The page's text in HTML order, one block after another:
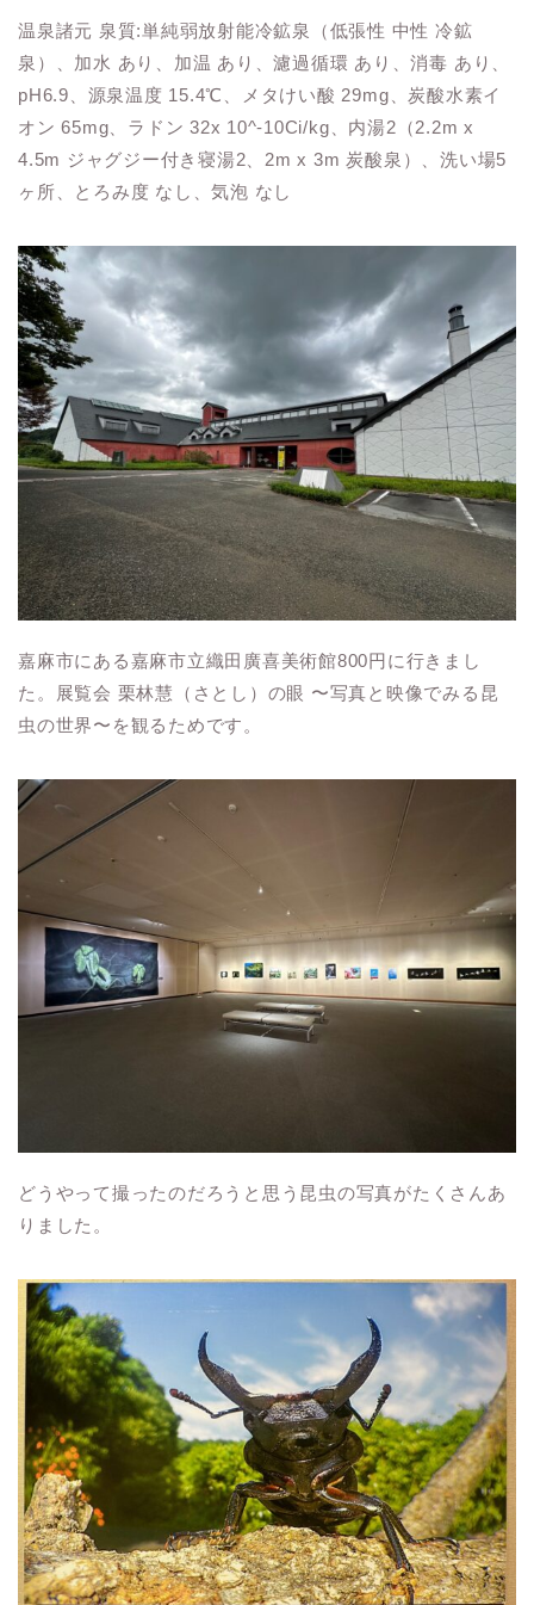
温泉諸元 泉質:単純弱放射能冷鉱泉（低張性 中性 冷鉱
泉）、加水 あり、加温 あり、濾過循環 あり、消毒 あり、
pH6.9、源泉温度 15.4℃、メタけい酸 29mg、炭酸水素イ
オン 65mg、ラドン 32x 10^-10Ci/kg、内湯2（2.2m x
4.5m ジャグジー付き寝湯2、2m x 3m 炭酸泉）、洗い場5
ヶ所、とろみ度 なし、気泡 なし
嘉麻市にある嘉麻市立織田廣喜美術館800円に行きまし
た。展覧会 栗林慧（さとし）の眼 〜写真と映像でみる昆
虫の世界〜を観るためです。
どうやって撮ったのだろうと思う昆虫の写真がたくさんあ
りました。